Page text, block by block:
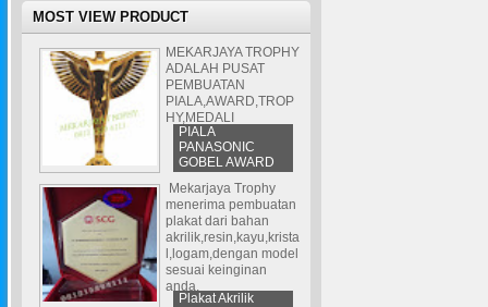
MOST VIEW PRODUCT
PIALA
PANASONIC
GOBEL AWARD
MEKARJAYA TROPHY
ADALAH PUSAT
PEMBUATAN
PIALA,AWARD,TROP
HY,MEDALI
Plakat Akrilik
Mekarjaya Trophy
menerima pembuatan
plakat dari bahan
akrilik,resin,kayu,krista
l,logam,dengan model
sesuai keinginan
anda.